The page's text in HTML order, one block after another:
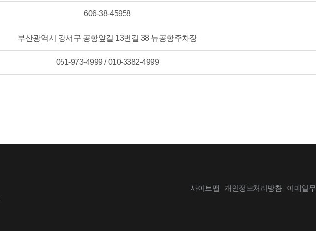
606-38-45958
부산광역시 강서구 공항앞길 13번길 38 뉴공항주차장
051-973-4999 / 010-3382-4999
사이트맵 개인정보처리방침 이메일